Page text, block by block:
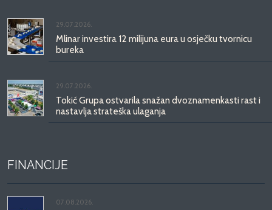
29.07.2026.
Mlinar investira 12 milijuna eura u osječku tvornicu
bureka
29.07.2026.
Tokić Grupa ostvarila snažan dvoznamenkasti rast i
nastavlja strateška ulaganja
FINANCIJE
07.08.2026.